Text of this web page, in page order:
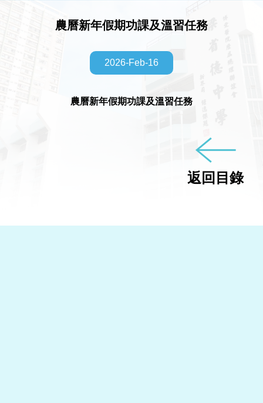
農曆新年假期功課及溫習任務
2026-Feb-16
農曆新年假期功課及溫習任務
返回目錄